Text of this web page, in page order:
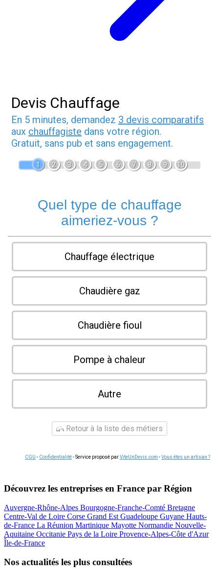
Devis Chauffage
En 5 minutes, demandez 3 devis comparatifs
aux chauffagiste dans votre région.
Gratuit, sans pub et sans engagement.
1 2 3 4 5 6 7 8 9 10
Quel type de chauffage
aimeriez-vous ?
Chauffage électrique
Chaudière gaz
Chaudière fioul
Pompe à chaleur
Autre
Retour à la liste des métiers
CGU - Confidentialité- Service proposé parViteUnDevis.com -Vous êtes un artisan ?
Découvrez les entreprises en France par Région
Auvergne-Rhône-Alpes Bourgogne-Franche-Comté Bretagne
Centre-Val de Loire Corse Grand Est Guadeloupe Guyane Hauts-
de-France La Réunion Martinique Mayotte Normandie Nouvelle-
Aquitaine Occitanie Pays de la Loire Provence-Alpes-Côte d'Azur
Île-de-France
Nos actualités les plus consultées